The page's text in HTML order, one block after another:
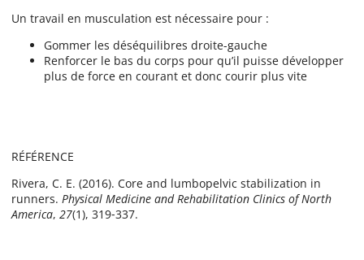
Un travail en musculation est nécessaire pour :
Gommer les déséquilibres droite-gauche
Renforcer le bas du corps pour qu’il puisse développer
plus de force en courant et donc courir plus vite
RÉFÉRENCE
Rivera, C. E. (2016). Core and lumbopelvic stabilization in
runners. Physical Medicine and Rehabilitation Clinics of North
America, 27(1), 319‑337.